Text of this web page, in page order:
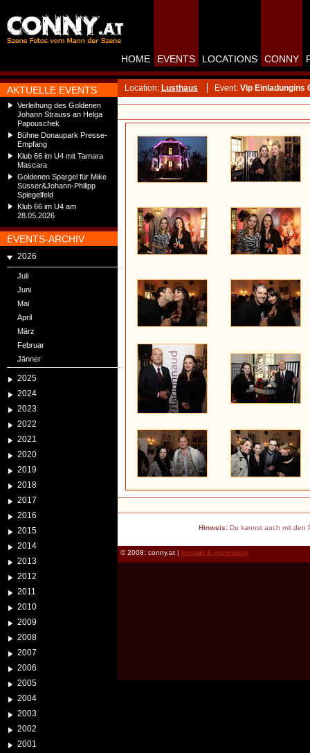
AKTUELLE EVENTS
Verleihung des Goldenen
Johann Strauss an Helga
Papouschek
Bühne Donaupark Presse-
Empfang
Klub 66 im U4 mit Tamara
Mascara
Goldenen Spargel für Mike
Süsser&Johann-Philipp
Spiegelfeld
Klub 66 im U4 am
28.05.2026
EVENTS-ARCHIV
2026
Juli
Juni
Mai
April
März
Februar
Jänner
2025
2024
2023
2022
2021
2020
2019
2018
2017
2016
2015
2014
2013
2012
2011
2010
2009
2008
2007
2006
2005
2004
2003
2002
2001
HOME EVENTS LOCATIONS CONNY
Location: Lusthaus Event: Vip Einladungins
Hinweis:Du kannst auch mit den
© 2008: conny.at | kontakt & impressum